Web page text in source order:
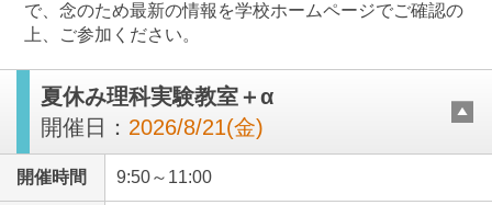
最近見た学校
白陵中学校
ブックマークした学校
で、念のため最新の情報を学校ホームページでご確認の
上、ご参加ください。
夏休み理科実験教室＋α
開催日： 2026/8/21(金)
開催時間 9:50～11:00